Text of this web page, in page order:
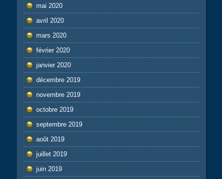
mai 2020
avril 2020
mars 2020
février 2020
janvier 2020
décembre 2019
novembre 2019
octobre 2019
septembre 2019
août 2019
juillet 2019
juin 2019